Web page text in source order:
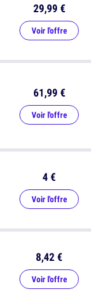
29,99 €
Voir l'offre
4 €
Voir l'offre
61,99 €
Voir l'offre
8,42 €
Voir l'offre